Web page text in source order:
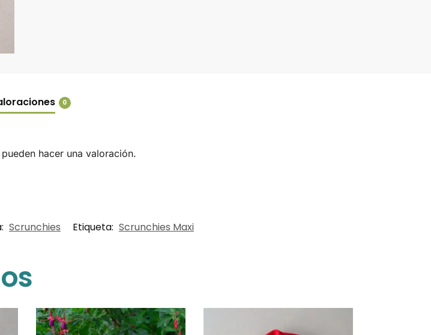
0
hacer una valoración.
Scrunchies Etiqueta: Scrunchies Maxi